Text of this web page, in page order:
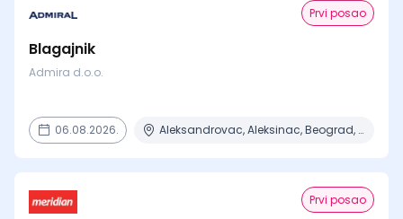
Prvi posao
Blagajnik
Admira d.o.o.
06.08.2026. Aleksandrovac, Aleksinac, Beograd, Bor, Bujanovac + 30 mesta
Prvi posao